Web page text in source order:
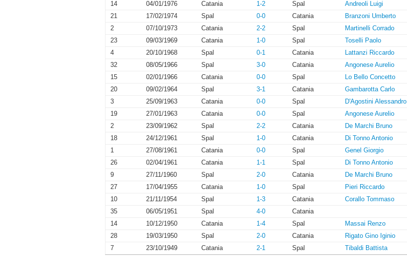
14
04/01/1976 Catania 1-2 Spal
Andreoli Luigi
21
17/02/1974 Spal 0-0 Catania
Branzoni Umberto
2
07/10/1973 Catania 2-2 Spal
Martinelli Corrado
23
09/03/1969 Catania 1-0 Spal
Toselli Paolo
4
20/10/1968 Spal 0-1 Catania
Lattanzi Riccardo
32
08/05/1966 Spal 3-0 Catania
Angonese Aurelio
15
02/01/1966 Catania 0-0 Spal
Lo Bello Concetto
20
09/02/1964 Spal 3-1 Catania
Gambarotta Carlo
3
25/09/1963 Catania 0-0 Spal
D'Agostini Alessandro
19
27/01/1963 Catania 0-0 Spal
Angonese Aurelio
2
23/09/1962 Spal 2-2 Catania
De Marchi Bruno
18
24/12/1961 Spal 1-0 Catania
Di Tonno Antonio
1
27/08/1961 Catania 0-0 Spal
Genel Giorgio
26
02/04/1961 Catania 1-1 Spal
Di Tonno Antonio
9
27/11/1960 Spal 2-0 Catania
De Marchi Bruno
27
17/04/1955 Catania 1-0 Spal
Pieri Riccardo
10
21/11/1954 Spal 1-3 Catania
Corallo Tommaso
35
06/05/1951 Spal 4-0
Catania
14
10/12/1950 Catania 1-4 Spal
Massai Renzo
28
19/03/1950 Spal 2-0 Catania
Rigato Gino Iginio
7
23/10/1949 Catania 2-1 Spal Tibaldi Battista